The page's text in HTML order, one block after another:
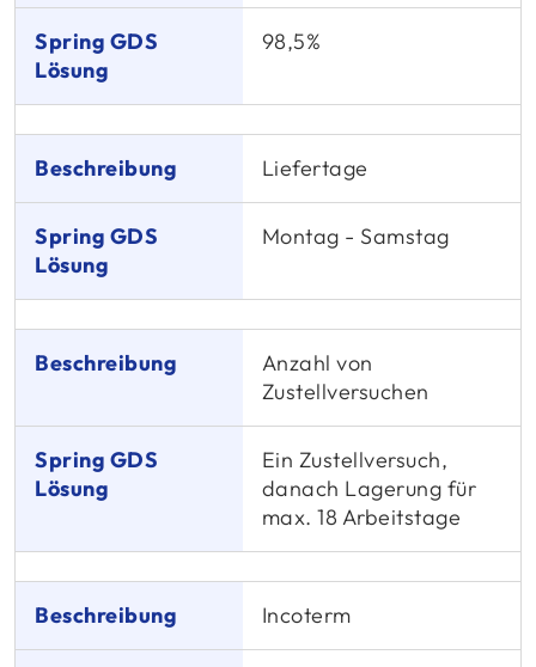
98,5%
Liefertage
Montag - Samstag
Anzahl von
Zustellversuchen
Ein Zustellversuch,
danach Lagerung für
max. 18 Arbeitstage
Incoterm